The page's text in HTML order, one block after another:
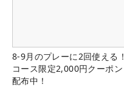
8-9月のプレーに2回使える！
コース限定2,000円クーポン
配布中！